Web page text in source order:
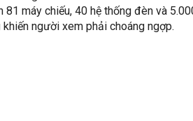
máy chiếu, 40 hệ thống đèn và
người xem phải choáng ngợp.